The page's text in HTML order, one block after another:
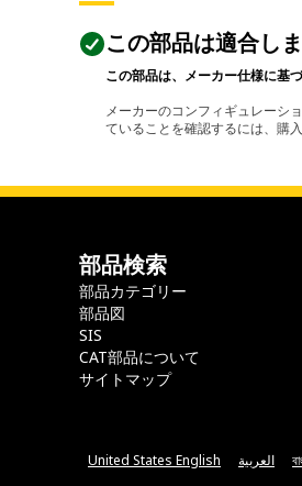
この部品は適合し
この部品は、メーカー仕様に基
メーカーのコンフィギュレーシ
ていることを確認するには、購
部品検索
部品カテゴリー
部品図
SIS
CAT部品について
サイトマップ
United States English العربية